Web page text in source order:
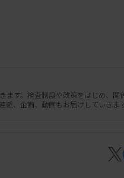
ます。検査制度や政策をはじめ、関
、企画、動画もお届けしていきます